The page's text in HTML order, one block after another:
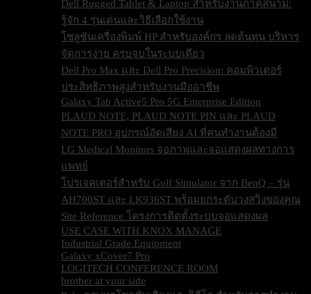
Dell Rugged Tablet & Laptop สำหรับงานภาคสนาม:
รู้จัก 4 รุ่นเด่นและวิธีเลือกใช้งาน
โซลูชันเครื่องพิมพ์ HP สำหรับองค์กร ลดต้นทุน บริหาร
จัดการง่าย ครบจบในระบบเดียว
Dell Pro Max และ Dell Pro Precision: คอมพิวเตอร์
ประสิทธิภาพสูงสำหรับงานมืออาชีพ
Galaxy Tab Active5 Pro 5G Enterprise Edition
PLAUD NOTE, PLAUD NOTE PIN และ PLAUD
NOTE PRO อุปกรณ์อัดเสียง AI ที่คนทำงานต้องมี
LG Medical Monitors จอภาพและจอแสดงผลทางการ
แพทย์
โปรเจคเตอร์สำหรับ Golf Simulator จาก BenQ – รุ่น
AH700ST และ LK936ST พร้อมยกระดับวงสวิงของคุณ
Site Reference โครงการติดตั้งระบบจอแสดงผล
USE CASE WITH KNOX MANAGE
Industrial Grade Equipment
Galaxy xCover7 Pro
LOGITECH CONFERENCE ROOM
brother at your side